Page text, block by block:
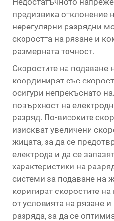
предизвика отклонение
нерегулярни разрядни
скоростта на рязане и
размерната точност.
Скоростите на подаване
координират със
осигури непрекъснато
повърхност на
разряд. По-високите
изискват увеличени
жицата, за да се
електрода и да се
характеристики на
системи за подаване на
коригират скоростите
от условията на рязане
разряда, за да се